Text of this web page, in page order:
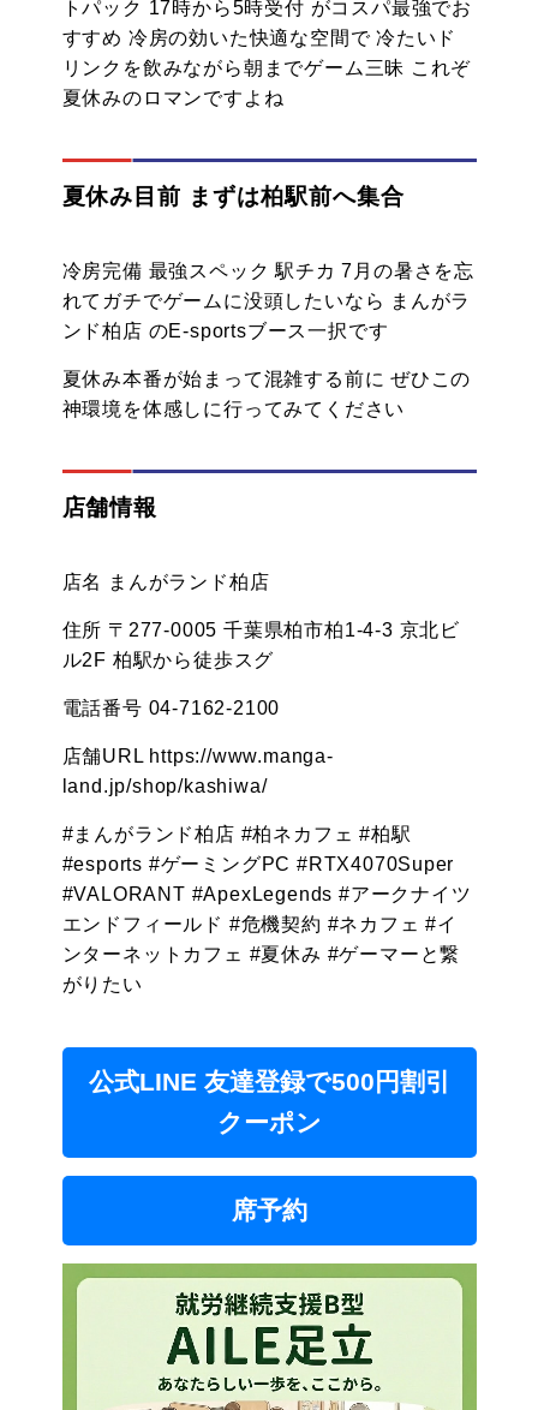
トパック 17時から5時受付 がコスパ最強でお
すすめ 冷房の効いた快適な空間で 冷たいド
リンクを飲みながら朝までゲーム三昧 これぞ
夏休みのロマンですよね
夏休み目前 まずは柏駅前へ集合
冷房完備 最強スペック 駅チカ 7月の暑さを忘
れてガチでゲームに没頭したいなら まんがラ
ンド柏店 のE-sportsブース一択です
夏休み本番が始まって混雑する前に ぜひこの
神環境を体感しに行ってみてください
店舗情報
店名 まんがランド柏店
住所 〒277-0005 千葉県柏市柏1-4-3 京北ビ
ル2F 柏駅から徒歩スグ
電話番号 04-7162-2100
店舗URL https://www.manga-
land.jp/shop/kashiwa/
#まんがランド柏店 #柏ネカフェ #柏駅
#esports #ゲーミングPC #RTX4070Super
#VALORANT #ApexLegends #アークナイツ
エンドフィールド #危機契約 #ネカフェ #イ
ンターネットカフェ #夏休み #ゲーマーと繋
がりたい
公式LINE 友達登録で500円割引
クーポン
席予約